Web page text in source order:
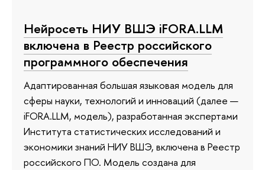
Нейросеть НИУ ВШЭ iFORA.LLM
включена в Реестр российского
программного обеспечения
Адаптированная большая языковая модель для
сферы науки, технологий и инноваций (далее —
iFORA.LLM, модель), разработанная экспертами
Института статистических исследований и
экономики знаний НИУ ВШЭ, включена в Реестр
российского ПО. Модель создана для